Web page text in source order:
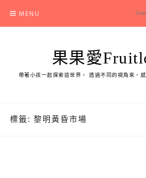
content
MENU
果果愛
帶著小孩一起探索這世界， 透過不同的視角來，
標籤: 黎明黃昏市場